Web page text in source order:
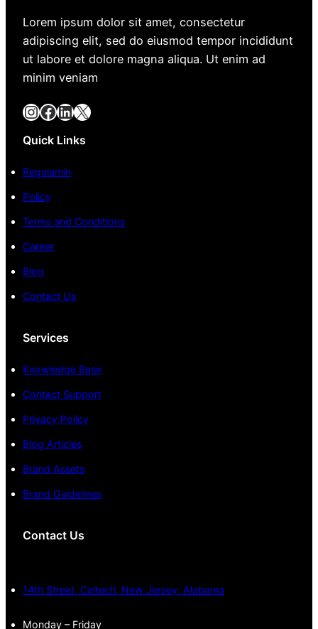
Lorem ipsum dolor sit amet, consectetur
adipiscing elit, sed do eiusmod tempor incididunt
ut labore et dolore magna aliqua. Ut enim ad
minim veniam
InstagramFacebook LinkedIn X
Quick Links
Regulamin
Policy
Terms and Conditions
Career
Blog
Contact Us
Services
Knowledge Base
Contact Support
Privacy Policy
Blog Articles
Brand Assets
Brand Guidelines
Contact Us
14th Street, Caltech, New Jersey, Alabama
Monday – Friday